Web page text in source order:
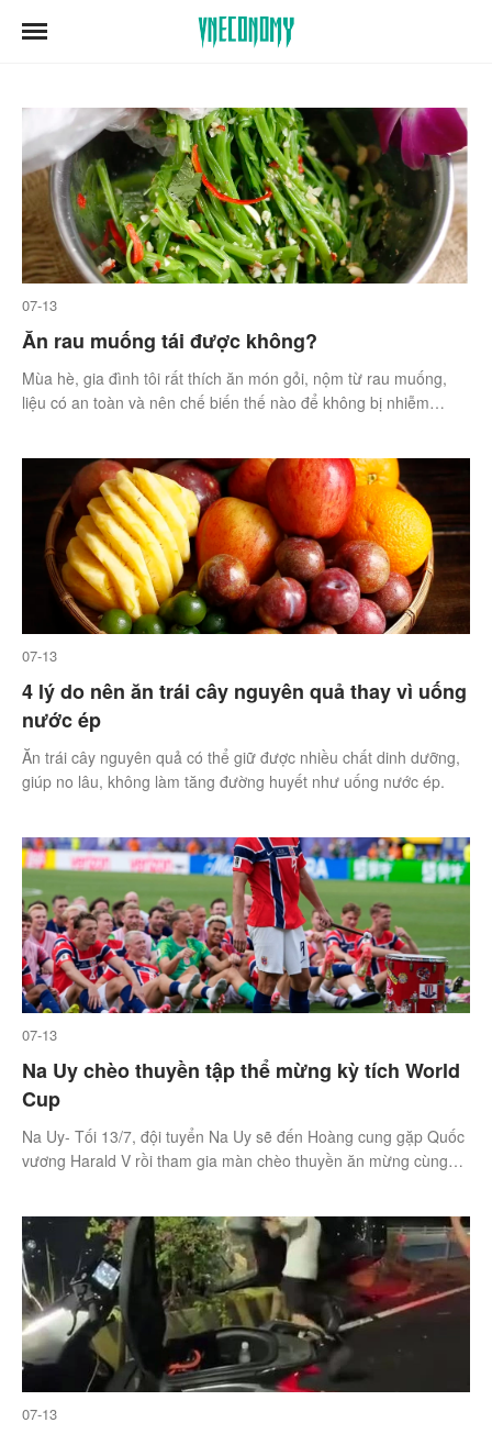
07-13
Ăn rau muống tái được không?
Mùa hè, gia đình tôi rất thích ăn món gỏi, nộm từ rau muống,
liệu có an toàn và nên chế biến thế nào để không bị nhiễm
07-13
4 lý do nên ăn trái cây nguyên quả thay vì uống
nước ép
Ăn trái cây nguyên quả có thể giữ được nhiều chất dinh dưỡng,
giúp no lâu, không làm tăng đường huyết như uống nước ép.
07-13
Na Uy chèo thuyền tập thể mừng kỳ tích World
Cup
Na Uy- Tối 13/7, đội tuyển Na Uy sẽ đến Hoàng cung gặp Quốc
vương Harald V rồi tham gia màn chèo thuyền ăn mừng cùng
07-13